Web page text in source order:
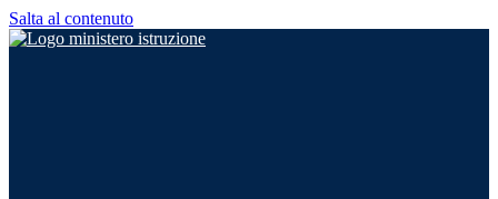
Salta al contenuto